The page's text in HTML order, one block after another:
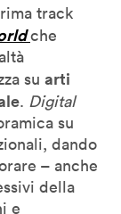
track
che
su arti
. Digital
su
dando
– anche
della
e